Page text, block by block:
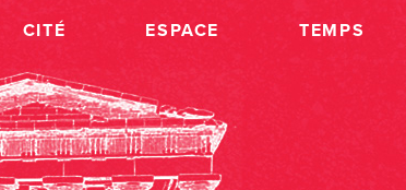
CITÉ ESPACE TEMPS